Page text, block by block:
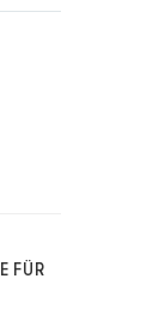
FÜR